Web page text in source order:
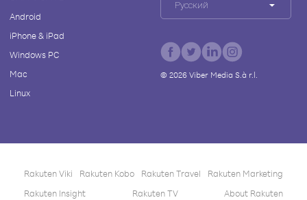
Android
iPhone & iPad
Windows PC
Mac
Linux
Русский
© 2026Viber Media S.à r.l.
Rakuten Viki Rakuten Kobo Rakuten Travel
Rakuten Marketing
Rakuten Insight
Rakuten TV About Rakuten